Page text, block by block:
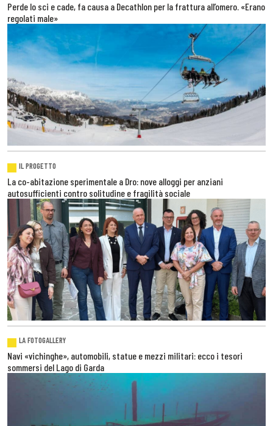
Perde lo sci e cade, fa causa a Decathlon per la frattura all’omero. «Erano
regolati male»
IL PROGETTO
La co-abitazione sperimentale a Dro: nove alloggi per anziani
autosufficienti contro solitudine e fragilità sociale
LA FOTOGALLERY
Navi «vichinghe», automobili, statue e mezzi militari: ecco i tesori
sommersi del Lago di Garda